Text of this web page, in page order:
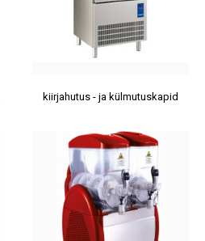
kiirjahutus - ja külmutuskapid